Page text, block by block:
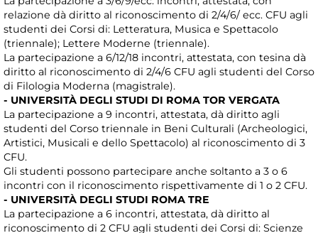
relazione dà diritto al riconoscimento di 2/4/6/ ecc. CFU agli
studenti dei Corsi di: Letteratura, Musica e Spettacolo
(triennale); Lettere Moderne (triennale).
La partecipazione a 6/12/18 incontri, attestata, con tesina dà
diritto al riconoscimento di 2/4/6 CFU agli studenti del Corso
di Filologia Moderna (magistrale).
- UNIVERSITÀ DEGLI STUDI DI ROMA TOR VERGATA
La partecipazione a 9 incontri, attestata, dà diritto agli
studenti del Corso triennale in Beni Culturali (Archeologici,
Artistici, Musicali e dello Spettacolo) al riconoscimento di 3
CFU.
Gli studenti possono partecipare anche soltanto a 3 o 6
incontri con il riconoscimento rispettivamente di 1 o 2 CFU.
- UNIVERSITÀ DEGLI STUDI ROMA TRE
La partecipazione a 6 incontri, attestata, dà diritto al
riconoscimento di 2 CFU agli studenti dei Corsi di: Scienze